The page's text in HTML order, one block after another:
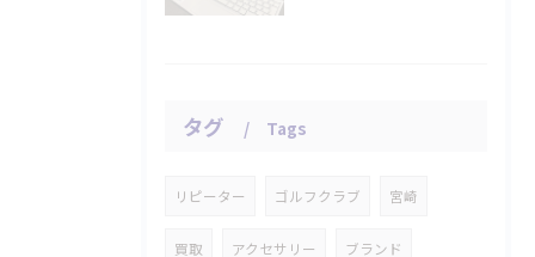
タグ Tags
リピーター ゴルフクラブ 宮崎
買取 アクセサリー ブランド